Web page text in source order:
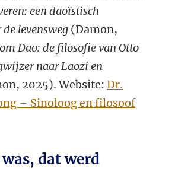
een daoïstisch
levensweg (Damon,
Dao: de filosofie van Otto
naar Laozi en
2025). Website: Dr.
– Sinoloog en filosoof
dat werd